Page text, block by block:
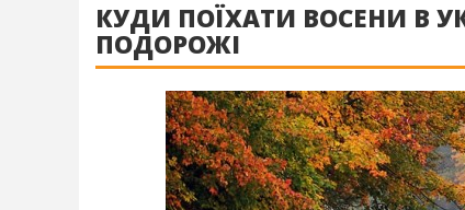
КУДИ ПОЇХАТИ ВОСЕНИ В
ПОДОРОЖІ